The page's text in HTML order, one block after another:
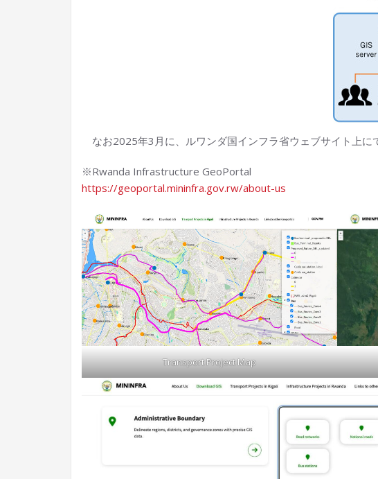
なお2025年3月に、ルワンダ国インフラ省ウェブサイト上
※Rwanda Infrastructure GeoPortal
https://geoportal.mininfra.gov.rw/about-us
Transport Project Map